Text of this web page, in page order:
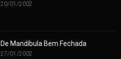
20/01/2002
De Mandíbula Bem Fechada
27/01/2002